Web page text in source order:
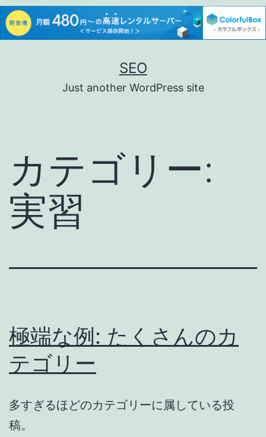
キ
SEO
Just another WordPress site
カテゴリー:
実習
極端な例: たくさんのカ
テゴリー
多すぎるほどのカテゴリーに属している投
稿。